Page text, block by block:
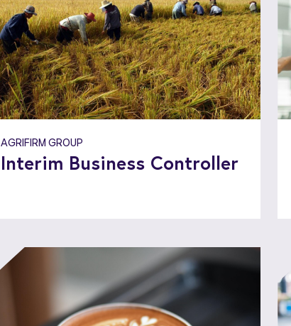
AGRIFIRM GROUP
Interim Business Controller